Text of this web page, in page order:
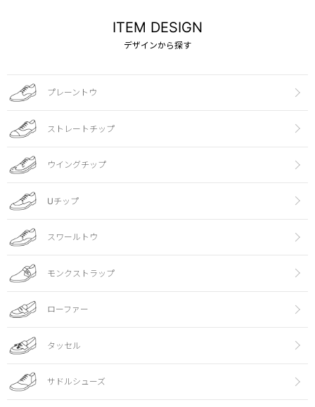
ITEM DESIGN
デザインから探す
プレーントウ
ストレートチップ
ウイングチップ
Uチップ
スワールトウ
モンクストラップ
ローファー
タッセル
サドルシューズ